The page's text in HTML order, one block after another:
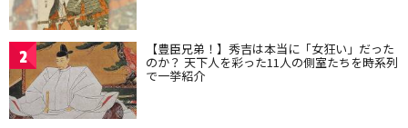
2 【豊臣兄弟！】秀吉は本当に「女狂い」だった
のか？ 天下人を彩った11人の側室たちを時系列
で一挙紹介